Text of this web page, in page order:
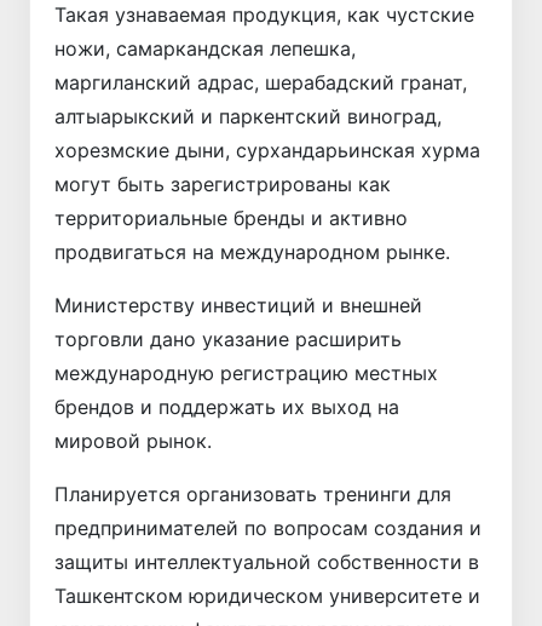
Такая узнаваемая продукция, как чустские
ножи, самаркандская лепешка,
маргиланский адрас, шерабадский гранат,
алтыарыкский и паркентский виноград,
хорезмские дыни, сурхандарьинская хурма
могут быть зарегистрированы как
территориальные бренды и активно
продвигаться на международном рынке.
Министерству инвестиций и внешней
торговли дано указание расширить
международную регистрацию местных
брендов и поддержать их выход на
мировой рынок.
Планируется организовать тренинги для
предпринимателей по вопросам создания и
защиты интеллектуальной собственности в
Ташкентском юридическом университете и